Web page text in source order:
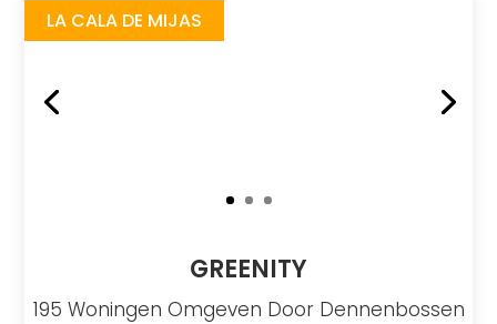
LA CALA DE MIJAS
GREENITY
195 Woningen Omgeven Door Dennenbossen